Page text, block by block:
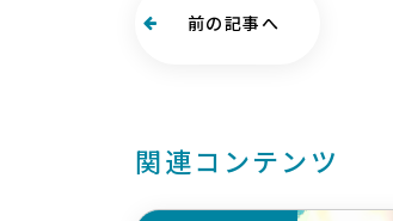
前の記事へ
関連コンテンツ